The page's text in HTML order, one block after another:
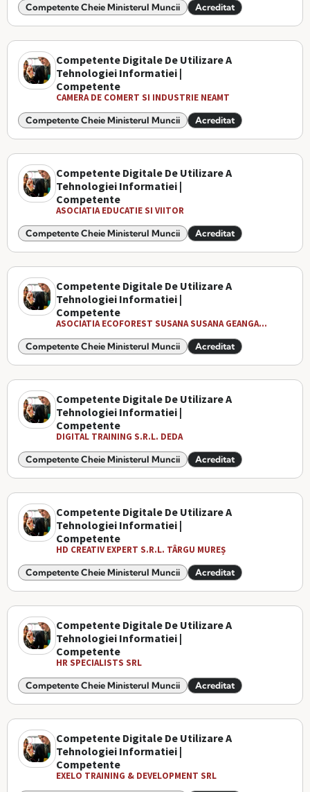
Competente Cheie Ministerul Muncii Acreditat
Competente Digitale De Utilizare A
Tehnologiei Informatiei |
Competente
CAMERA DE COMERT SI INDUSTRIE NEAMT
Competente Cheie Ministerul Muncii Acreditat
Competente Digitale De Utilizare A
Tehnologiei Informatiei |
Competente
ASOCIATIA EDUCATIE SI VIITOR
Competente Cheie Ministerul Muncii Acreditat
Competente Digitale De Utilizare A
Tehnologiei Informatiei |
Competente
ASOCIATIA ECOFOREST SUSANA SUSANA GEANGA...
Competente Cheie Ministerul Muncii Acreditat
Competente Digitale De Utilizare A
Tehnologiei Informatiei |
Competente
DIGITAL TRAINING S.R.L. DEDA
Competente Cheie Ministerul Muncii Acreditat
Competente Digitale De Utilizare A
Tehnologiei Informatiei |
Competente
HD CREATIV EXPERT S.R.L. TÂRGU MUREȘ
Competente Cheie Ministerul Muncii Acreditat
Competente Digitale De Utilizare A
Tehnologiei Informatiei |
Competente
HR SPECIALISTS SRL
Competente Cheie Ministerul Muncii Acreditat
Competente Digitale De Utilizare A
Tehnologiei Informatiei |
Competente
EXELO TRAINING & DEVELOPMENT SRL